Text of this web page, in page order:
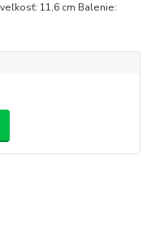
11,6 cm Balenie: